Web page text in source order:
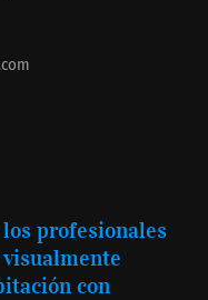
profesionales
con